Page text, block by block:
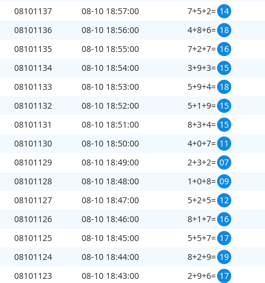
08101137
08-10 18:57:00 7+5+2= 14
08101136
08-10 18:56:00 4+8+6= 18
08101135
08-10 18:55:00 7+2+7= 16
08101134
08-10 18:54:00 3+9+3= 15
08101133
08-10 18:53:00 5+9+4= 18
08101132
08-10 18:52:00 5+1+9= 15
08101131
08-10 18:51:00 8+3+4= 15
08101130
08-10 18:50:00 4+0+7= 11
08101129
08-10 18:49:00 2+3+2= 07
08101128
08-10 18:48:00 1+0+8= 09
08101127
08-10 18:47:00 5+2+5= 12
08101126
08-10 18:46:00 8+1+7= 16
08101125
08-10 18:45:00 5+5+7= 17
08101124
08-10 18:44:00 8+2+9= 19
08101123
08-10 18:43:00 2+9+6= 17
第08101162